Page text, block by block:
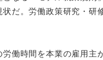
だ。労働政策研究・研
働時間を本業の雇用主